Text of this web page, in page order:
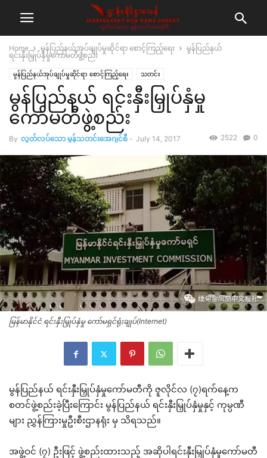
Home မွန်ပြည်နယ်အုပ်ချုပ်မှုဆိုင်ရာ စောင့်ကြည့်ရေး
မွန်ပြည်နယ်
ရင်းနှီးမြှုပ်နှံမှုကော်မတီဖွဲ့စည်း
မွန်ပြည်နယ်အုပ်ချုပ်မှုဆိုင်ရာ စောင့်ကြည့်ရေး သတင်း
မွန်ပြည်နယ် ရင်းနှီးမြှုပ်နှံမှု
ကော်မတီဖွဲ့စည်း
By လွတ်လပ်သော မွန်သတင်းအေဂျင်စီ - July 14, 2017 0
2522
မြန်မာနိုင်ငံ ရင်းနှီးမြှုပ်နှံမှု ကော်မရှင်ရုံးချုပ်(Internet)
မွန်ပြည်နယ် ရင်းနှီးမြှုပ်နှံမှုကော်မတီကို ဇူလိုင်လ (၇)ရက်နေ့က
စတင်ဖွဲ့စည်းခဲ့ပြီးကြောင်း မွန်ပြည်နယ် ရင်းနှီးမြှုပ်နှံမှုနှင့် ကုမ္ပဏီ
များ ညွှန်ကြားမှုဦးစီးဌာနရုံး မှ သိရသည်။
အဖွဲ့ဝင် (၇) ဦးဖြင့် ဖွဲ့စည်းထားသည့် အဆိုပါရင်းနှီးမြှုပ်နှံမှုကော်မတီ